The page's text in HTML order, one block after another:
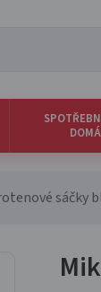
sáčky